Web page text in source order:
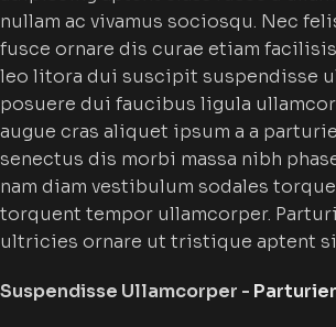
nullam ac vivamus sociosqu. Nec
fusce ornare dis curae etiam
leo litora dui suscipit suspendisse
posuere dui faucibus ligula
augue cras aliquet ipsum a a
senectus dis morbi massa nibh
nam diam vestibulum sodales
torquent tempor ullamcorper.
ultricies ornare ut tristique aptent
Suspendisse Ullamcorper -